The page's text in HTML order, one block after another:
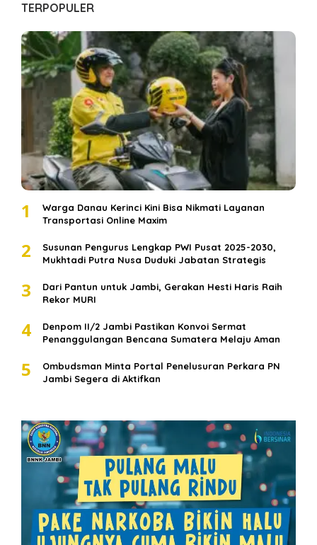
TERPOPULER
1
Warga Danau Kerinci Kini Bisa Nikmati Layanan
Transportasi Online Maxim
2
Susunan Pengurus Lengkap PWI Pusat 2025-2030,
Mukhtadi Putra Nusa Duduki Jabatan Strategis
3
Dari Pantun untuk Jambi, Gerakan Hesti Haris Raih
Rekor MURI
4
Denpom II/2 Jambi Pastikan Konvoi Sermat
Penanggulangan Bencana Sumatera Melaju Aman
5
Ombudsman Minta Portal Penelusuran Perkara PN
Jambi Segera di Aktifkan